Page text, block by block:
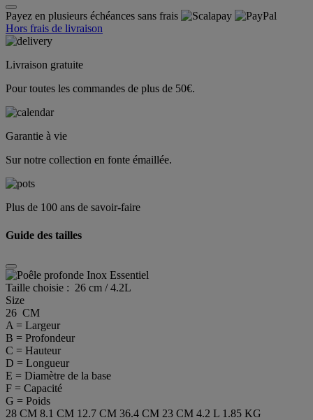
Payez en plusieurs échéances sans frais
Hors frais de livraison
Livraison gratuite
Pour toutes les commandes de plus de 50€.
Garantie à vie
Sur notre collection en fonte émaillée.
Plus de 100 ans de savoir-faire
Guide des tailles
Taille choisie : 26 cm / 4.2L
Size
26 CM
A = Largeur
B = Profondeur
C = Hauteur
D = Longueur
E = Diamètre de la base
F = Capacité
G = Poids
28 CM 8.1 CM 12.7 CM 36.4 CM 23 CM 4.2 L 1.85 KG